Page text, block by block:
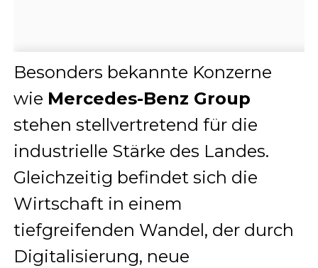
Besonders bekannte Konzerne
wie Mercedes-Benz Group
stehen stellvertretend für die
industrielle Stärke des Landes.
Gleichzeitig befindet sich die
Wirtschaft in einem
tiefgreifenden Wandel, der durch
Digitalisierung, neue